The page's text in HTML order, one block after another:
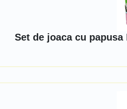
Set de joaca cu